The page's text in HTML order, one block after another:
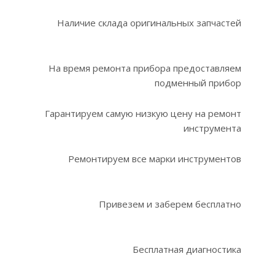
Наличие склада оригинальных запчастей
На время ремонта прибора предоставляем
подменный прибор
Гарантируем самую низкую цену на ремонт
инструмента
Ремонтируем все марки инструментов
Привезем и заберем бесплатно
Бесплатная диагностика